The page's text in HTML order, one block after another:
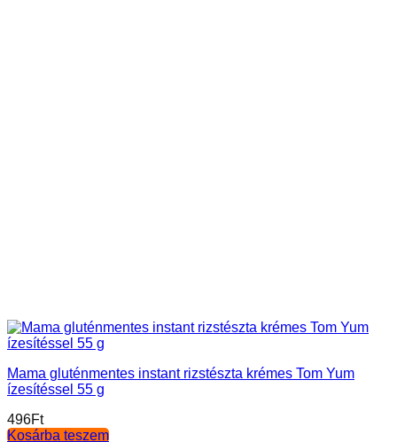
Mama gluténmentes instant rizstészta krémes Tom Yum
ízesítéssel 55 g
496Ft
Kosárba teszem